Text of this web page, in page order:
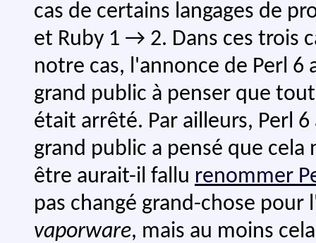
cas de certains langages de
et Ruby 1 → 2. Dans ces trois
notre cas, l'annonce de Perl 6
grand public à penser que
était arrêté. Par ailleurs, Perl
grand public a pensé que
être aurait-il fallu renommer
pas changé grand-chose
vaporware, mais au moins